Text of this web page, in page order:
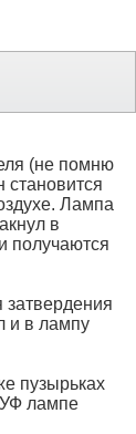
(не помню
становится
Лампа
в
получаются
затвердения
и в лампу
пузырьках
УФ лампе